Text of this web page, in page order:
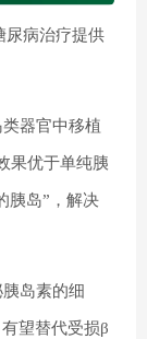
尿病治疗提供
类器官中移植
果优于单纯胰
胰岛”，解决
岛素的细
望替代受损β